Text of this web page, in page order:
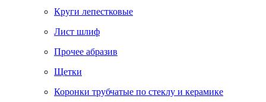
Круги лепестковые
Лист шлиф
Прочее абразив
Щетки
Коронки трубчатые по стеклу и керамике